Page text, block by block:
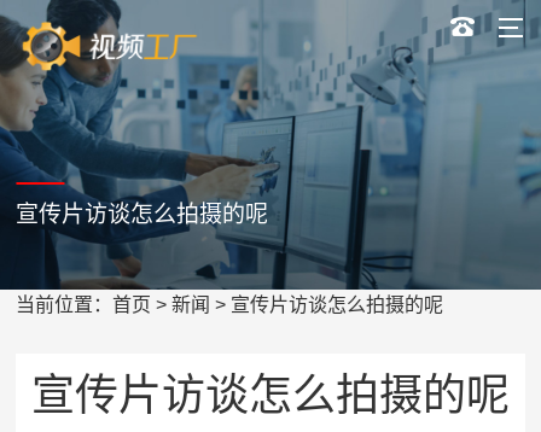
宣传片访谈怎么拍摄的呢
当前位置：首页 >新闻 > 宣传片访谈怎么拍摄的呢
宣传片访谈怎么拍摄的呢